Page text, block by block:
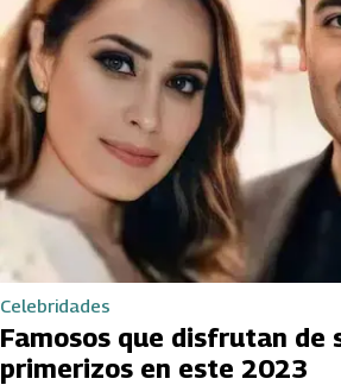
Celebridades
Famosos que disfrutan de
primerizos en este 2023